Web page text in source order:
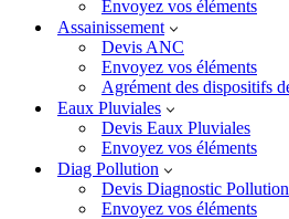
Envoyez vos éléments
Assainissement
Devis ANC
Envoyez vos éléments
Agrément des dispositifs
Eaux Pluviales
Devis Eaux Pluviales
Envoyez vos éléments
Diag Pollution
Devis Diagnostic Pollution
Envoyez vos éléments